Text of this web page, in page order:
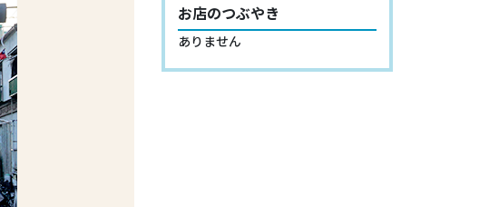
お店のつぶやき
ありません